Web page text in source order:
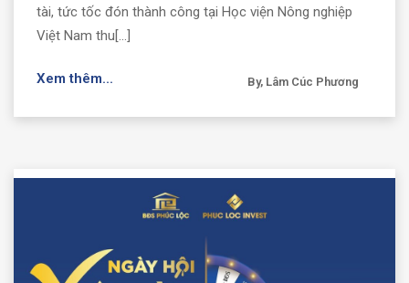
tài, tức tốc đón thành công tại Học viện Nông nghiệp
Việt Nam thu[...]
Xem thêm... By, Lâm Cúc Phương